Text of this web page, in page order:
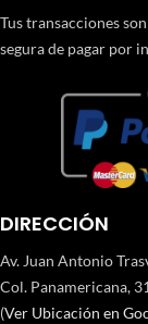
Tus transacciones
segura de pagar por
DIRECCIÓN
Av. Juan Antonio
Col. Panamericana,
(Ver Ubicación en